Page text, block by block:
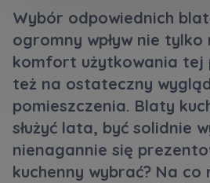
Wybór odpowiednich
ogromny wpływ nie tylko
komfort użytkowania tej
też na ostateczny
pomieszczenia. Blaty
służyć lata, być solidnie
nienagannie się
kuchenny wybrać? Na co
E-mail
Zamawiam obsługę w języku
контакт українською мовою)
Wyrażam wszystkie zgody
Кожна особа має право
своїх персональних ... *
розширити
Регламент надання електронних
Murapol
Wyślij
Wyślij